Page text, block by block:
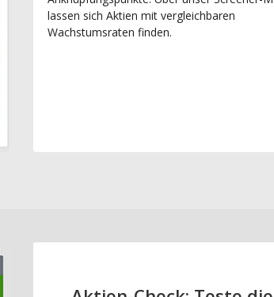
lassen sich Aktien mit vergleichbaren
Wachstumsraten finden.